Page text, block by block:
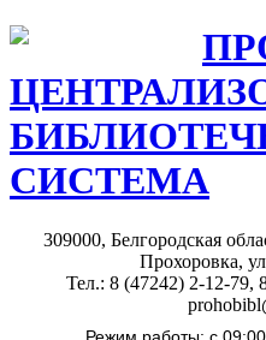
СИСТЕМА
309000, Белгородская
Прохоровка,
Тел.: 8 (47242) 2-12-